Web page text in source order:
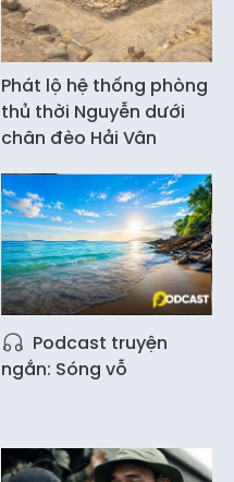
Phát lộ hệ thống phòng
thủ thời Nguyễn dưới
chân đèo Hải Vân
Podcast truyện
ngắn: Sóng vỗ